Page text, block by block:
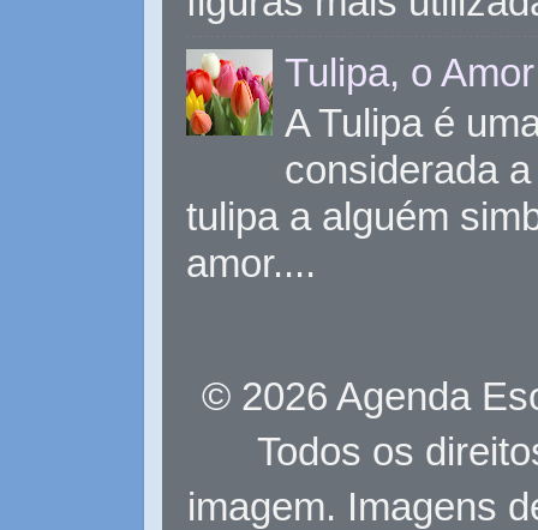
Tulipa, o
A Tulipa é
considerada
tulipa a alguém
amor....
© 2026 Agenda
Todos os
imagem. Imagens